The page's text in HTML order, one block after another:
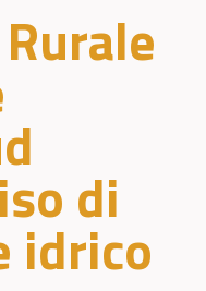
di
idrico